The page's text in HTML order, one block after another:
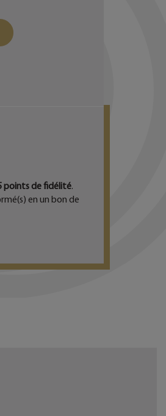
points de fidélité.
en un bon de